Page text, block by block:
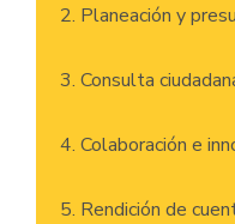
2. Planeación y
3. Consulta
4. Colaboración e
5. Rendición de